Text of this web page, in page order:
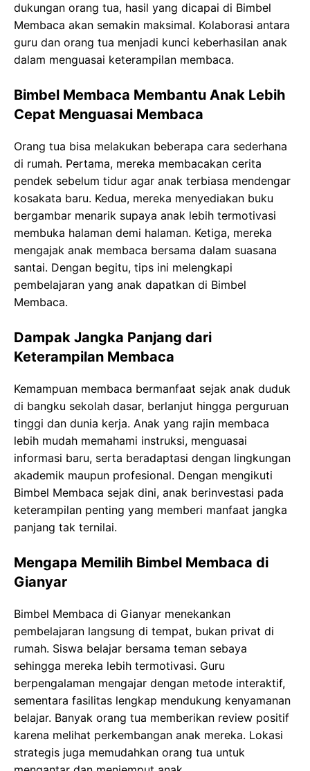
dukungan orang tua, hasil yang dicapai di Bimbel
Membaca akan semakin maksimal. Kolaborasi antara
guru dan orang tua menjadi kunci keberhasilan anak
dalam menguasai keterampilan membaca.
Bimbel Membaca Membantu Anak Lebih
Cepat Menguasai Membaca
Orang tua bisa melakukan beberapa cara sederhana
di rumah. Pertama, mereka membacakan cerita
pendek sebelum tidur agar anak terbiasa mendengar
kosakata baru. Kedua, mereka menyediakan buku
bergambar menarik supaya anak lebih termotivasi
membuka halaman demi halaman. Ketiga, mereka
mengajak anak membaca bersama dalam suasana
santai. Dengan begitu, tips ini melengkapi
pembelajaran yang anak dapatkan di Bimbel
Membaca.
Dampak Jangka Panjang dari
Keterampilan Membaca
Kemampuan membaca bermanfaat sejak anak duduk
di bangku sekolah dasar, berlanjut hingga perguruan
tinggi dan dunia kerja. Anak yang rajin membaca
lebih mudah memahami instruksi, menguasai
informasi baru, serta beradaptasi dengan lingkungan
akademik maupun profesional. Dengan mengikuti
Bimbel Membaca sejak dini, anak berinvestasi pada
keterampilan penting yang memberi manfaat jangka
panjang tak ternilai.
Mengapa Memilih Bimbel Membaca di
Gianyar
Bimbel Membaca di Gianyar menekankan
pembelajaran langsung di tempat, bukan privat di
rumah. Siswa belajar bersama teman sebaya
sehingga mereka lebih termotivasi. Guru
berpengalaman mengajar dengan metode interaktif,
sementara fasilitas lengkap mendukung kenyamanan
belajar. Banyak orang tua memberikan review positif
karena melihat perkembangan anak mereka. Lokasi
strategis juga memudahkan orang tua untuk